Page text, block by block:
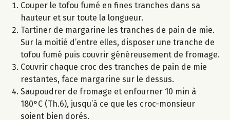
Couper le tofou fumé en fines tranches dans sa
hauteur et sur toute la longueur.
Tartiner de margarine les tranches de pain de mie.
Sur la moitié d’entre elles, disposer une tranche de
tofou fumé puis couvrir généreusement de fromage.
Couvrir chaque croc des tranches de pain de mie
restantes, face margarine sur le dessus.
Saupoudrer de fromage et enfourner 10 min à
180°C (Th.6), jusqu’à ce que les croc-monsieur
soient bien dorés.